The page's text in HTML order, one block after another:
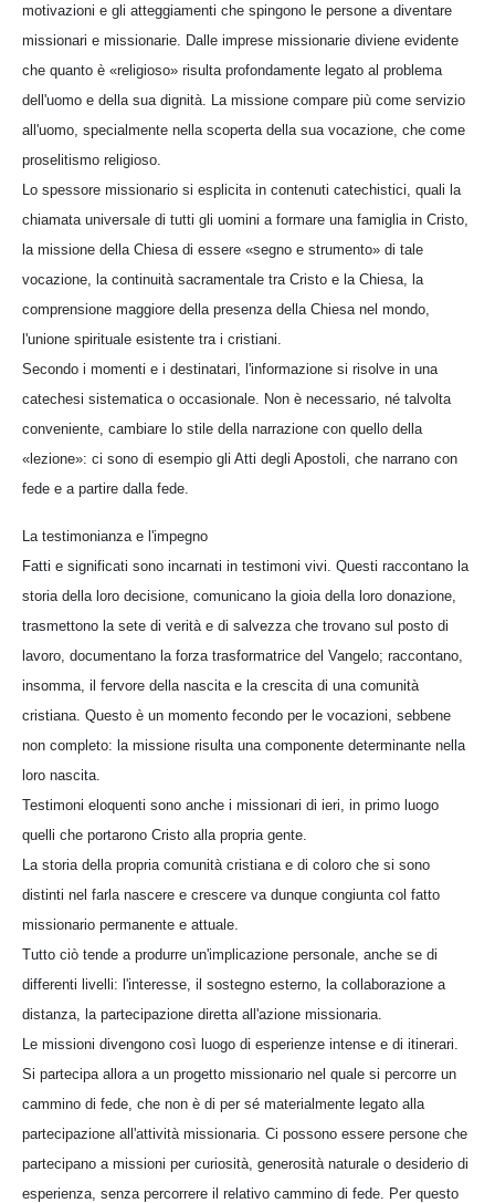
motivazioni e gli atteggiamenti che spingono le persone a diventare
missionari e missionarie. Dalle imprese missionarie diviene evidente
che quanto è «religioso» risulta profondamente legato al problema
dell'uomo e della sua dignità. La missione compare più come servizio
all'uomo, specialmente nella scoperta della sua vocazione, che come
proselitismo religioso.
Lo spessore missionario si esplicita in contenuti catechistici, quali la
chiamata universale di tutti gli uomini a formare una famiglia in Cristo,
la missione della Chiesa di essere «segno e strumento» di tale
vocazione, la continuità sacramentale tra Cristo e la Chiesa, la
comprensione maggiore della presenza della Chiesa nel mondo,
l'unione spirituale esistente tra i cristiani.
Secondo i momenti e i destinatari, l'informazione si risolve in una
catechesi sistematica o occasionale. Non è necessario, né talvolta
conveniente, cambiare lo stile della narrazione con quello della
«lezione»: ci sono di esempio gli Atti degli Apostoli, che narrano con
fede e a partire dalla fede.
La testimonianza e l'impegno
Fatti e significati sono incarnati in testimoni vivi. Questi raccontano la
storia della loro decisione, comunicano la gioia della loro donazione,
trasmettono la sete di verità e di salvezza che trovano sul posto di
lavoro, documentano la forza trasformatrice del Vangelo; raccontano,
insomma, il fervore della nascita e la crescita di una comunità
cristiana. Questo è un momento fecondo per le vocazioni, sebbene
non completo: la missione risulta una componente determinante nella
loro nascita.
Testimoni eloquenti sono anche i missionari di ieri, in primo luogo
quelli che portarono Cristo alla propria gente.
La storia della propria comunità cristiana e di coloro che si sono
distinti nel farla nascere e crescere va dunque congiunta col fatto
missionario permanente e attuale.
Tutto ciò tende a produrre un'implicazione personale, anche se di
differenti livelli: l'interesse, il sostegno esterno, la collaborazione a
distanza, la partecipazione diretta all'azione missionaria.
Le missioni divengono così luogo di esperienze intense e di itinerari.
Si partecipa allora a un progetto missionario nel quale si percorre un
cammino di fede, che non è di per sé materialmente legato alla
partecipazione all'attività missionaria. Ci possono essere persone che
partecipano a missioni per curiosità, generosità naturale o desiderio di
esperienza, senza percorrere il relativo cammino di fede. Per questo